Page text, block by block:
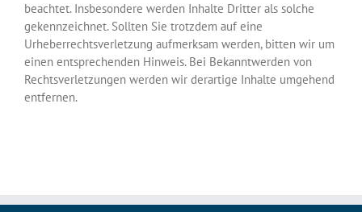
beachtet. Insbesondere werden Inhalte Dritter als solche
gekennzeichnet. Sollten Sie trotzdem auf eine
Urheberrechtsverletzung aufmerksam werden, bitten wir um
einen entsprechenden Hinweis. Bei Bekanntwerden von
Rechtsverletzungen werden wir derartige Inhalte umgehend
entfernen.